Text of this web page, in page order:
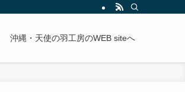
沖縄・天使の羽工房のWEB siteへ